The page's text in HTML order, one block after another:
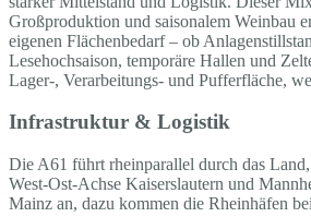
Großproduktion und saisonalem Weinbau
eigenen Flächenbedarf – ob
Lesehochsaison, temporäre Hallen und
Lager-, Verarbeitungs- und Pufferfläche,
Infrastruktur & Logistik
Die A61 führt rheinparallel durch das
West-Ost-Achse Kaiserslautern und
Mainz an, dazu kommen die Rheinhäfen